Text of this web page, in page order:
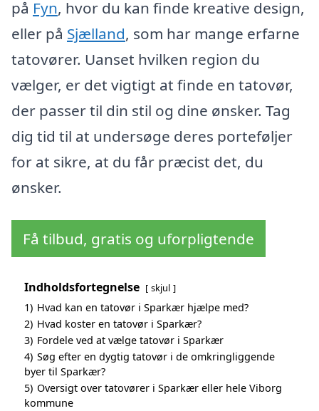
på Fyn, hvor du kan finde kreative design,
eller på Sjælland, som har mange erfarne
tatovører. Uanset hvilken region du
vælger, er det vigtigt at finde en tatovør,
der passer til din stil og dine ønsker. Tag
dig tid til at undersøge deres porteføljer
for at sikre, at du får præcist det, du
ønsker.
Få tilbud, gratis og uforpligtende
Indholdsfortegnelse skjul
1) Hvad kan en tatovør i Sparkær hjælpe med?
2) Hvad koster en tatovør i Sparkær?
3) Fordele ved at vælge tatovør i Sparkær
4) Søg efter en dygtig tatovør i de omkringliggende
byer til Sparkær?
5) Oversigt over tatovører i Sparkær eller hele Viborg
kommune